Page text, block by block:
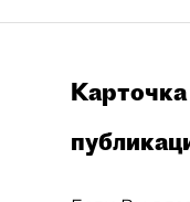
Карточка